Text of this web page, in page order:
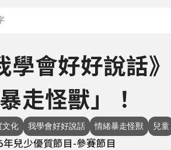
學會好好說話
走怪獸」！
文化 我學會好好說話 情緒暴走怪獸 兒童
兒少優質節目-參賽節目